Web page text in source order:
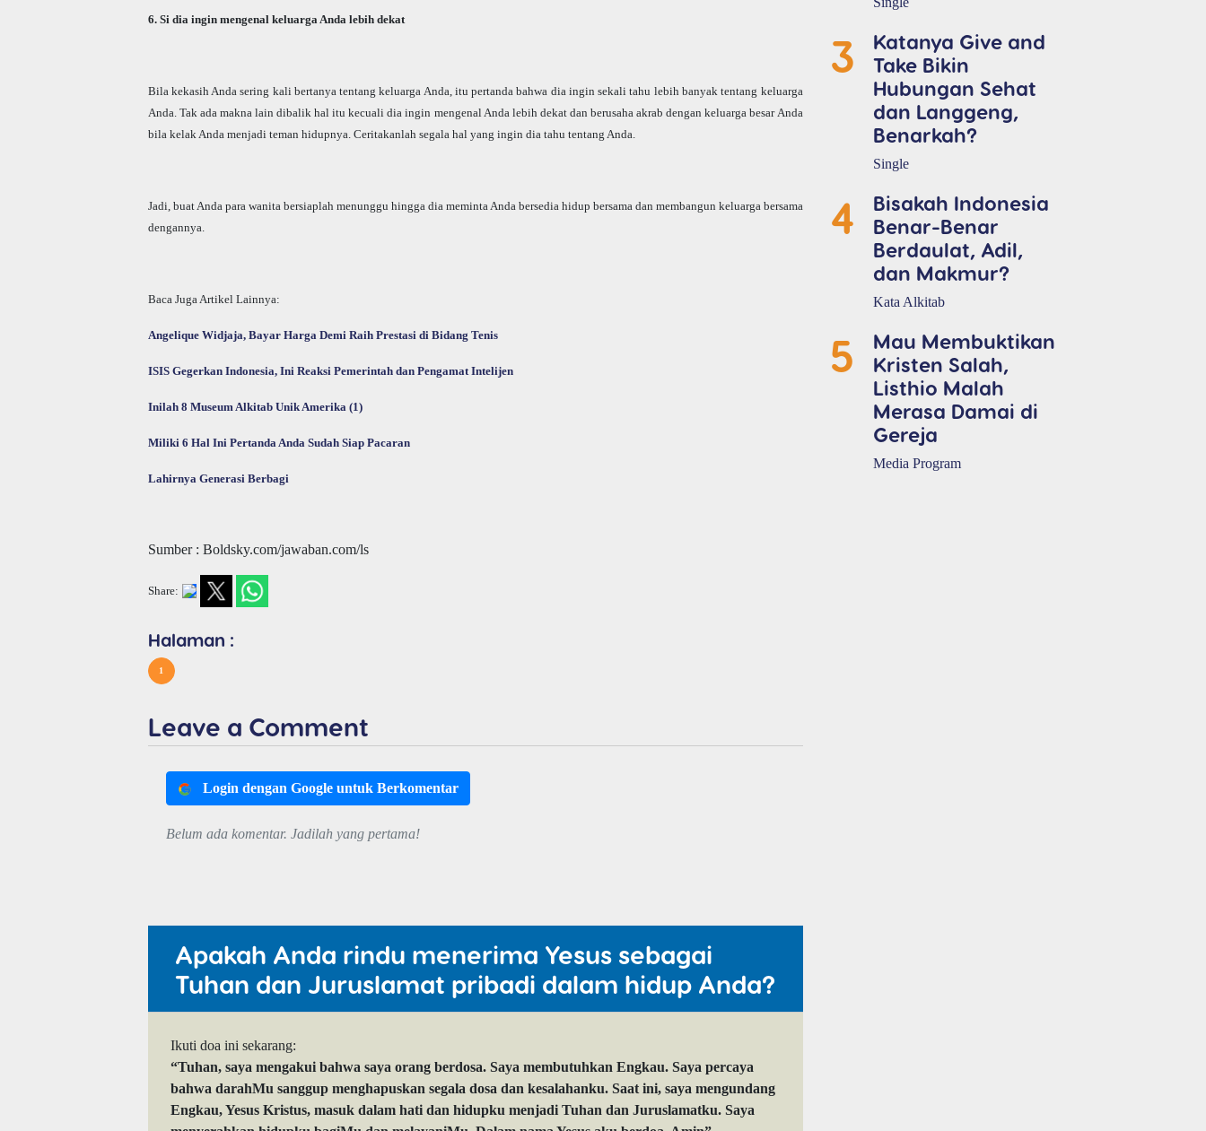
6. Si dia ingin mengenal keluarga Anda lebih dekat
Bila kekasih Anda sering kali bertanya tentang keluarga Anda, itu pertanda bahwa dia ingin sekali tahu lebih banyak tentang keluarga
Anda. Tak ada makna lain dibalik hal itu kecuali dia ingin mengenal Anda lebih dekat dan berusaha akrab dengan keluarga besar Anda
bila kelak Anda menjadi teman hidupnya. Ceritakanlah segala hal yang ingin dia tahu tentang Anda.
Jadi, buat Anda para wanita bersiaplah menunggu hingga dia meminta Anda bersedia hidup bersama dan membangun keluarga bersama
dengannya.
Baca Juga Artikel Lainnya:
Angelique Widjaja, Bayar Harga Demi Raih Prestasi di Bidang Tenis
ISIS Gegerkan Indonesia, Ini Reaksi Pemerintah dan Pengamat Intelijen
Inilah 8 Museum Alkitab Unik Amerika (1)
Miliki 6 Hal Ini Pertanda Anda Sudah Siap Pacaran
Lahirnya Generasi Berbagi
Sumber : Boldsky.com/jawaban.com/ls
Share:
Halaman :
1
Leave a Comment
Login dengan Google untuk Berkomentar
Belum ada komentar. Jadilah yang pertama!
Apakah Anda rindu menerima Yesus sebagai
Tuhan dan Juruslamat pribadi dalam hidup Anda?
Ikuti doa ini sekarang:
“Tuhan, saya mengakui bahwa saya orang berdosa. Saya membutuhkan Engkau. Saya percaya
bahwa darahMu sanggup menghapuskan segala dosa dan kesalahanku. Saat ini, saya mengundang
Engkau, Yesus Kristus, masuk dalam hati dan hidupku menjadi Tuhan dan Juruslamatku. Saya
3
Katanya Give and
Take Bikin
Hubungan Sehat
dan Langgeng,
Benarkah?
Single
4
Bisakah Indonesia
Benar-Benar
Berdaulat, Adil,
dan Makmur?
Kata Alkitab
5
Mau Membuktikan
Kristen Salah,
Listhio Malah
Merasa Damai di
Gereja
Media Program